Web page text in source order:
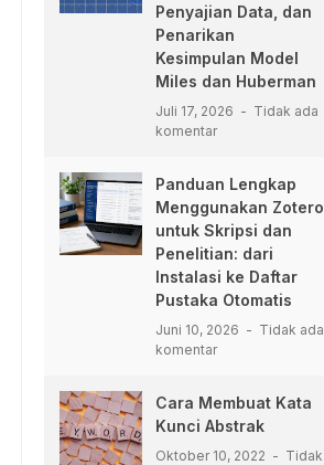
Penyajian Data, dan
Penarikan
Kesimpulan Model
Miles dan Huberman
Juli 17, 2026
Tidak ada
komentar
Panduan Lengkap
Menggunakan Zotero
untuk Skripsi dan
Penelitian: dari
Instalasi ke Daftar
Pustaka Otomatis
Juni 10, 2026
Tidak ada
komentar
Cara Membuat Kata
Kunci Abstrak
Oktober 10, 2022
Tidak